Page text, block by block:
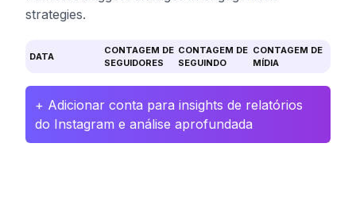
strategies.
DATA
CONTAGEM DE
SEGUIDORES
CONTAGEM DE
SEGUINDO
CONTAGEM DE
MÍDIA
+ Adicionar conta para insights de relatórios
do Instagram e análise aprofundada